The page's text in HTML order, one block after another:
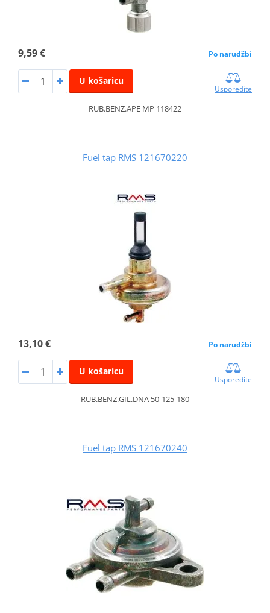
9,59 € Po narudžbi
U košaricu
Usporedite
RUB.BENZ.APE MP 118422
Fuel tap RMS 121670220
13,10 € Po narudžbi
U košaricu
Usporedite
RUB.BENZ.GIL.DNA 50-125-180
Fuel tap RMS 121670240